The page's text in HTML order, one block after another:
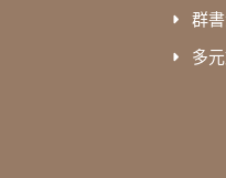
群
多